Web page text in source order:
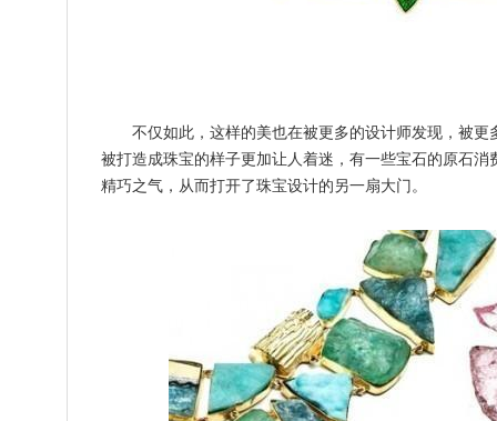
不仅如此，这样的美也在被更多的设计师发现，被
被打造成珠宝的样子更加让人着迷，有一些宝石的原石
精巧之气，从而打开了珠宝设计的另一扇大门。